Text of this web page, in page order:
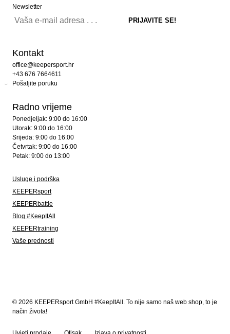
Newsletter
Kontakt
office@keepersport.hr
+43 676 7664611
Pošaljite poruku
Radno vrijeme
Ponedjeljak: 9:00 do 16:00
Utorak: 9:00 do 16:00
Srijeda: 9:00 do 16:00
Četvrtak: 9:00 do 16:00
Petak: 9:00 do 13:00
Usluge i podrška
KEEPERsport
KEEPERbattle
Blog #KeepItAll
KEEPERtraining
Vaše prednosti
© 2026 KEEPERsport GmbH #KeepItAll. To nije samo naš web shop, to je
način života!